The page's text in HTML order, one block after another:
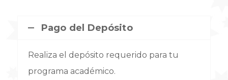
Pago del Depósito
Realiza el depósito requerido para tu
programa académico.